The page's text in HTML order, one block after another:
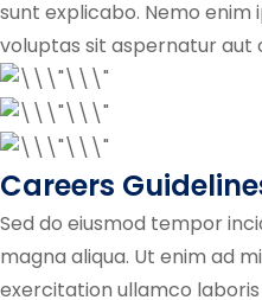
sunt explicabo. Nemo
voluptas sit aspernatur aut
Careers
Sed do eiusmod tempor
magna aliqua. Ut enim ad
exercitation ullamco laboris